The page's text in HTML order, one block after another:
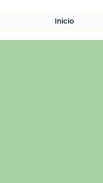
Inicio